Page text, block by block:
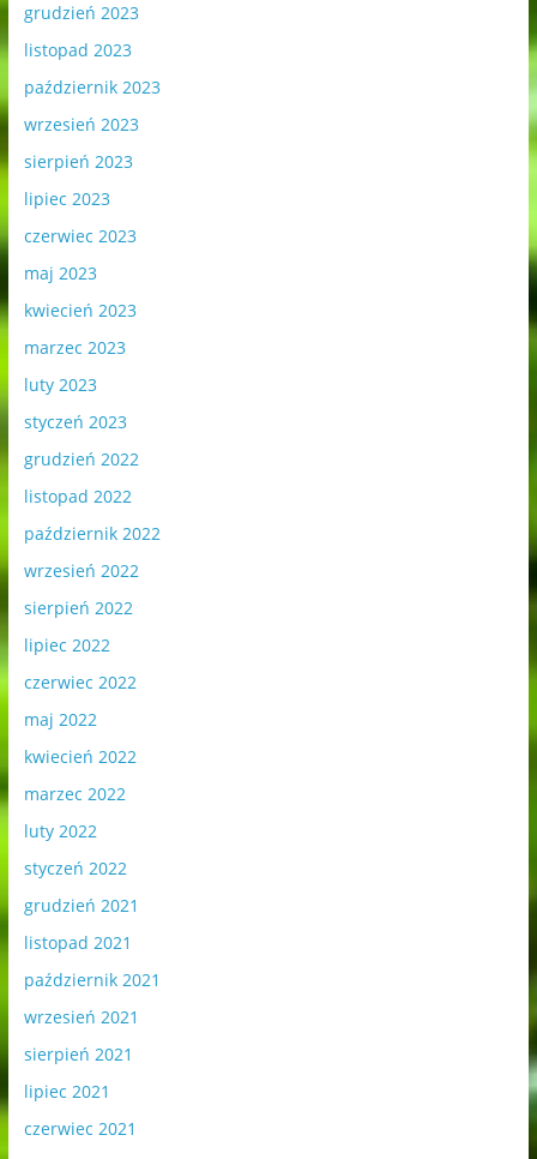
grudzień 2023
listopad 2023
październik 2023
wrzesień 2023
sierpień 2023
lipiec 2023
czerwiec 2023
maj 2023
kwiecień 2023
marzec 2023
luty 2023
styczeń 2023
grudzień 2022
listopad 2022
październik 2022
wrzesień 2022
sierpień 2022
lipiec 2022
czerwiec 2022
maj 2022
kwiecień 2022
marzec 2022
luty 2022
styczeń 2022
grudzień 2021
listopad 2021
październik 2021
wrzesień 2021
sierpień 2021
lipiec 2021
czerwiec 2021